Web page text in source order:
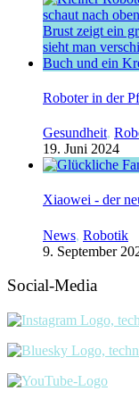
Roboter in der
Gesundheit,
19. Juni 2024
Xiaowei - der
News, Robotik
9. September
Social-Media